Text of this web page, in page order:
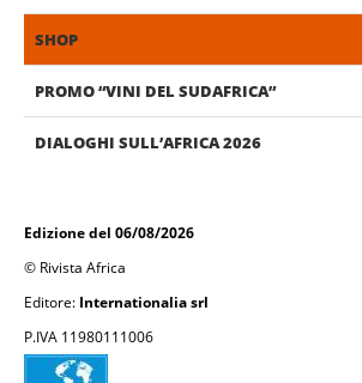
SHOP
PROMO “VINI DEL SUDAFRICA”
DIALOGHI SULL’AFRICA 2026
Edizione del 06/08/2026
© Rivista Africa
Editore: Internationalia srl
P.IVA 11980111006